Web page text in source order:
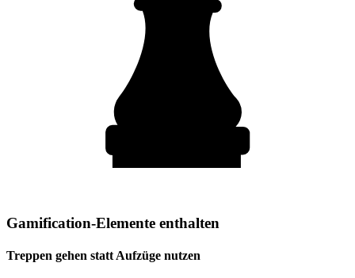
Gamification-Elemente enthalten
Treppen gehen statt Aufzüge nutzen